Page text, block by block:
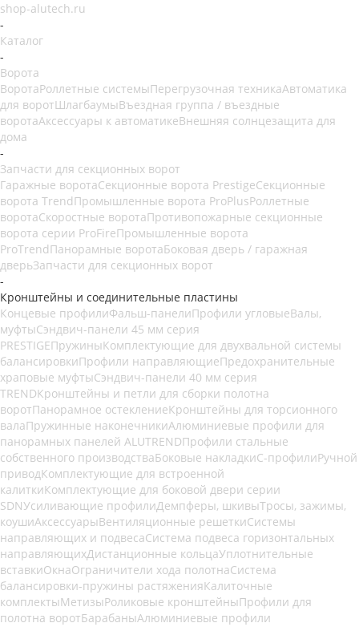
shop-alutech.ru
-
Каталог
-
Ворота
ВоротаРоллетные системыПерегрузочная техникаАвтоматика
для воротШлагбаумыВъездная группа / въездные
воротаАксессуары к автоматикеВнешняя солнцезащита для
дома
-
Запчасти для секционных ворот
Гаражные воротаСекционные ворота PrestigeСекционные
ворота TrendПромышленные ворота ProPlusРоллетные
воротаСкоростные воротаПротивопожарные секционные
ворота серии ProFireПромышленные ворота
ProTrendПанорамные воротаБоковая дверь / гаражная
дверьЗапчасти для секционных ворот
-
Кронштейны и соединительные пластины
Концевые профилиФальш-панелиПрофили угловыеВалы,
муфтыСэндвич-панели 45 мм серия
PRESTIGEПружиныКомплектующие для двухвальной системы
балансировкиПрофили направляющиеПредохранительные
храповые муфтыСэндвич-панели 40 мм серия
TRENDКронштейны и петли для сборки полотна
воротПанорамное остеклениеКронштейны для торсионного
валаПружинные наконечникиАлюминиевые профили для
панорамных панелей ALUTRENDПрофили стальные
собственного производстваБоковые накладкиС-профилиРучной
приводКомплектующие для встроенной
калиткиКомплектующие для боковой двери серии
SDNУсиливающие профилиДемпферы, шкивыТросы, зажимы,
коушиАксессуарыВентиляционные решеткиСистемы
направляющих и подвесаСистема подвеса горизонтальных
направляющихДистанционные кольцаУплотнительные
вставкиОкнаОграничители хода полотнаСистема
балансировки-пружины растяженияКалиточные
комплектыМетизыРоликовые кронштейныПрофили для
полотна воротБарабаныАлюминиевые профили